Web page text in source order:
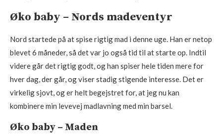
Øko baby – Nords madeventyr
Nord startede på at spise rigtig mad i denne uge. Han er netop
blevet 6 måneder, så det var jo også tid til at starte op. Indtil
videre går det rigtig godt, og han spiser hele tiden mere for
hver dag, der går, og viser stadig stigende interesse. Det er
virkelig sjovt, og er helt begejstret for, at jeg nu kan
kombinere min levevej madlavning med min barsel.
Øko baby – Maden